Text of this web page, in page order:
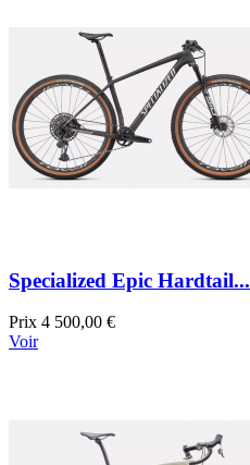
Specialized Epic Hardtail...
Prix 4 500,00 €
Voir